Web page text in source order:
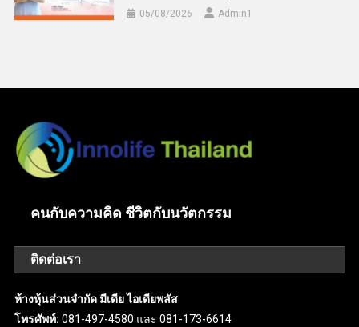
05/08/2026 Admin​1
คนกับความคิด ชีวิตกับนวัตกรรม
ติดต่อเรา
ห้างหุ้นส่วนจำกัด มีเดีย ไอเดียพลัส
โทรศัพท์: 081-497-4580 และ 081-173-6614